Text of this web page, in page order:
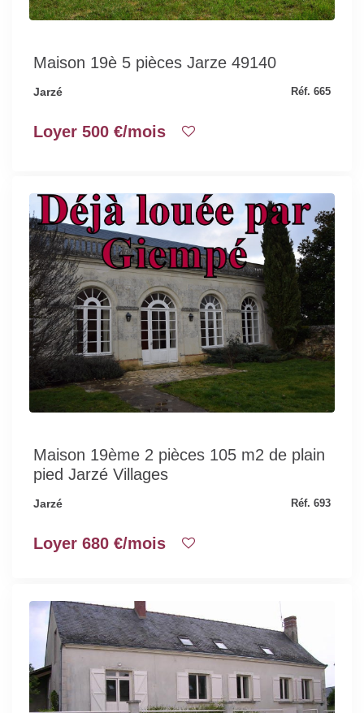
Maison 19è 5 pièces Jarze 49140
Jarzé Réf. 665
Loyer 500 €/mois
Maison 19ème 2 pièces 105 m2 de plain
pied Jarzé Villages
Jarzé Réf. 693
Loyer 680 €/mois